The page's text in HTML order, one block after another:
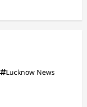
Lucknow News